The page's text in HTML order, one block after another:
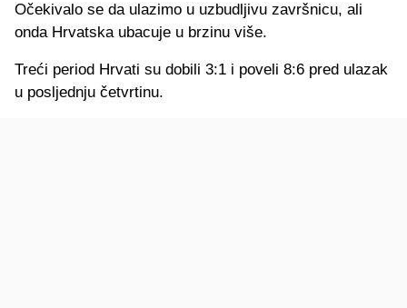
Očekivalo se da ulazimo u uzbudljivu završnicu, ali
onda Hrvatska ubacuje u brzinu više.
Treći period Hrvati su dobili 3:1 i poveli 8:6 pred ulazak
u posljednju četvrtinu.